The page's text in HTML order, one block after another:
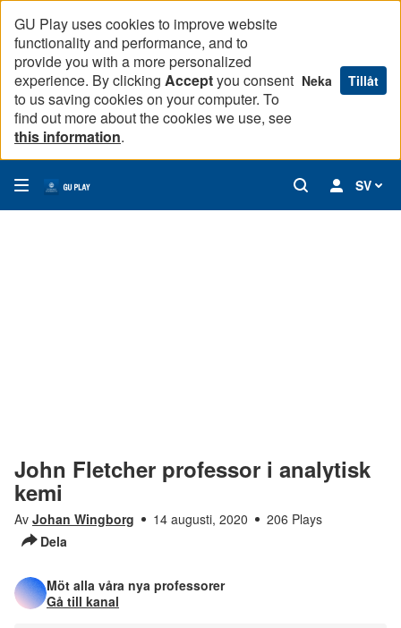
GU Play uses cookies to improve website
functionality and performance, and to
provide you with a more personalized
experience. By clicking Acceptyou consent
to us saving cookies on your computer. To
find out more about the cookies we use, see
this information.
Neka Tillåt
SV
John Fletcher professor i analytisk
kemi
Av Johan Wingborg 14 augusti, 2020
206 Plays
Dela
Möt alla våra nya professorer
Gå till kanal